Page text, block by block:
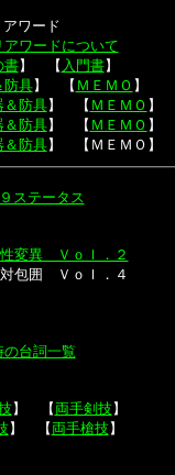
ワード
ワードについて
書】 【 入門書】
防具】 【 ＭＥＭＯ 】
＆防具】 【 ＭＥＭＯ 】
＆防具】 【 ＭＥＭＯ 】
＆防具】 【ＭＥＭＯ】
ステータス
変異 Ｖｏｌ．２
包囲 Ｖｏｌ．４
台詞一覧
】 【両手剣技】
】 【両手槍技】